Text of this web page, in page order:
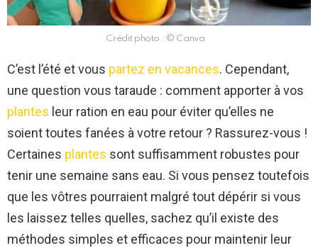
Crédit photo : © Canva
C’est l’été et vous partez en vacances. Cependant,
une question vous taraude : comment apporter à vos
plantes leur ration en eau pour éviter qu’elles ne
soient toutes fanées à votre retour ? Rassurez-vous !
Certaines plantes sont suffisamment robustes pour
tenir une semaine sans eau. Si vous pensez toutefois
que les vôtres pourraient malgré tout dépérir si vous
les laissez telles quelles, sachez qu’il existe des
méthodes simples et efficaces pour maintenir leur